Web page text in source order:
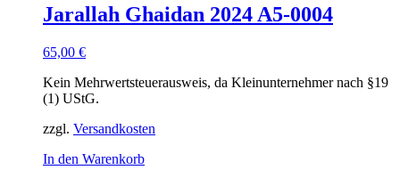
Jarallah Ghaidan 2024 A5-0004
65,00 €
Kein Mehrwertsteuerausweis, da Kleinunternehmer nach §19
(1) UStG.
zzgl. Versandkosten
In den Warenkorb